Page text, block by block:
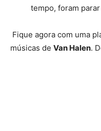
tempo, foram
Fique agora com uma
músicas de Van Halen.